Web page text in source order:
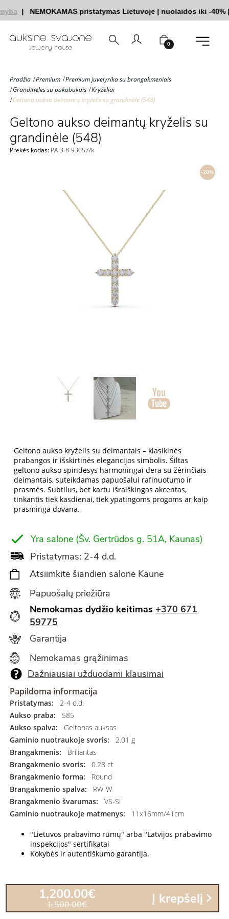
| NEMOKAMAS pristatymas Lietuvoje| nuolaidos iki -40%| |
0
Pradžia Premium
Premium juvelyrika su brangakmeniais
Grandinėlės su pakabukais
Kryželiai
Geltono aukso deimantų kryželis su grandinėle (548)
Geltono aukso deimantų kryželis su
grandinėle (548)
Prekės kodas: PA-3-8-93057/k
-20%
Geltono aukso kryželis su deimantais – klasikinės
prabangos ir išskirtinės elegancijos simbolis. Šiltas
geltono aukso spindesys harmoningai dera su žėrinčiais
deimantais, suteikdamas papuošalui rafinuotumo ir
prasmės. Subtilus, bet kartu išraiškingas akcentas,
tinkantis tiek kasdienai, tiek ypatingoms progoms ar kaip
prasminga dovana.
Yra salone (Šv. Gertrūdos g. 51A, Kaunas)
Pristatymas: 2-4 d.d.
Atsiimkite šiandien salone Kaune
Papuošalų priežiūra
Nemokamas dydžio keitimas +370 671
59775
Garantija
Nemokamas grąžinimas
Dažniausiai užduodami klausimai
Papildoma informacija
Pristatymas:
2-4 d.d.
Aukso praba:
585
Aukso spalva:
Geltonas auksas
Gaminio nuotraukoje svoris:
2.01 g
Brangakmenis:
Briliantas
Brangakmenio svoris:
0.28 ct
Brangakmenio forma:
Round
Brangakmenio spalva:
RW-W
Brangakmenio švarumas:
VS-SI
Gaminio nuotraukoje matmenys:
11x16mm/41cm
"Lietuvos prabavimo rūmų" arba "Latvijos prabavimo
inspekcijos" sertifikatai
Kokybės ir autentiškumo garantija.
1,200.00€
1,500.00€ Į krepšelį